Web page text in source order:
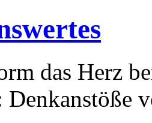
das Herz
Denkanstöße